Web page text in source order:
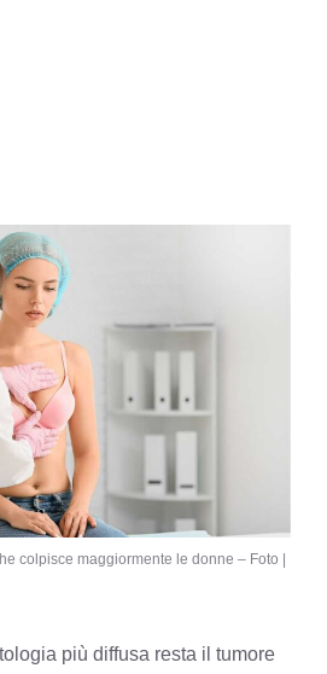
colpisce maggiormente le donne – Foto |
più diffusa resta il tumore